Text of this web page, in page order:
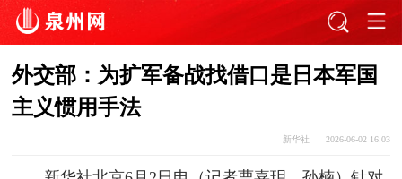
外交部：为扩军备战找借口是日本军国
主义惯用手法
新华社 2026-06-02 16:03